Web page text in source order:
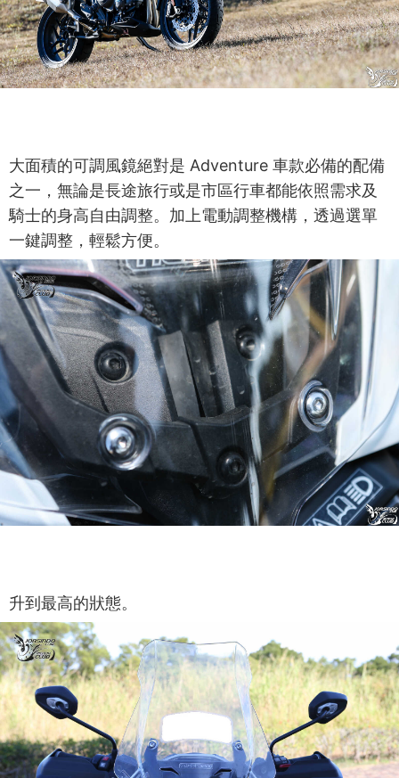
大面積的可調風鏡絕對是 Adventure 車款必備的配備
之一，無論是長途旅行或是市區行車都能依照需求及
騎士的身高自由調整。加上電動調整機構，透過選單
一鍵調整，輕鬆方便。
升到最高的狀態。